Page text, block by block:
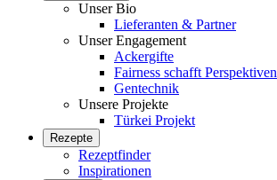
Unser Bio
Lieferanten & Partner
Unser Engagement
Ackergifte
Fairness schafft Perspektiven
Gentechnik
Unsere Projekte
Türkei Projekt
Rezepte
Rezeptfinder
Inspirationen